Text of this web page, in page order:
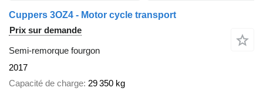
Cuppers 3OZ4 - Motor cycle transport
Prix sur demande
Semi-remorque fourgon
2017
Capacité de charge 29 350 kg